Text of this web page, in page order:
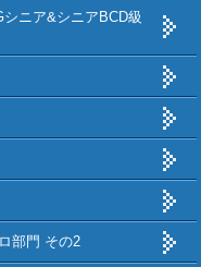
ニア&シニアBCD級
部門 その2